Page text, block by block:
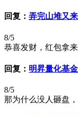
回复： 弄完山堆又
8/5
恭喜发财，红包拿
回复： 明昇量化基
8/5
那为什么没人砸盘